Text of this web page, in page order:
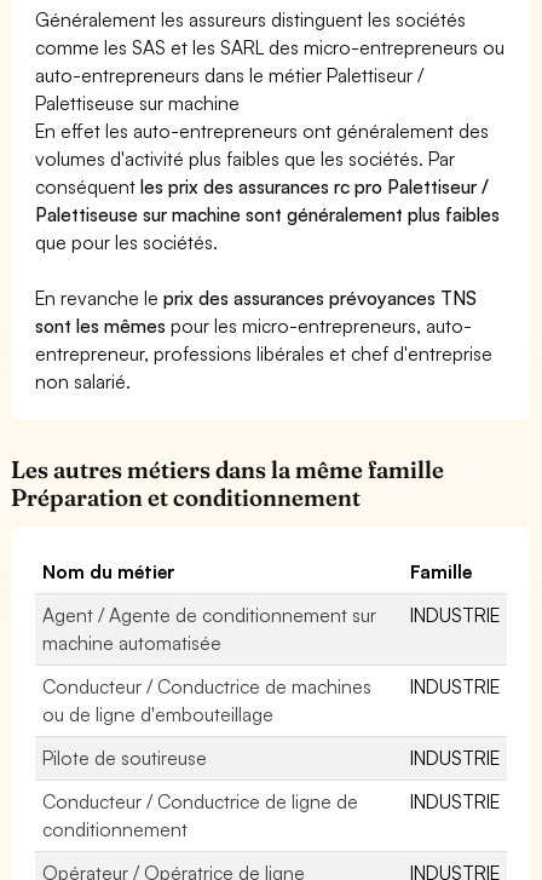
Généralement les assureurs distinguent les sociétés
comme les SAS et les SARL des micro-entrepreneurs ou
auto-entrepreneurs dans le métier Palettiseur /
Palettiseuse sur machine
En effet les auto-entrepreneurs ont généralement des
volumes d'activité plus faibles que les sociétés. Par
conséquentles prix des assurances rc pro Palettiseur /
Palettiseuse sur machine sont généralement plus faibles
que pour les sociétés.
En revanche leprix des assurances prévoyances TNS
sont les mêmes pour les micro-entrepreneurs, auto-
entrepreneur, professions libérales et chef d'entreprise
non salarié.
Les autres métiers dans la même famille
Préparation et conditionnement
Nom du métier
Famille
Agent / Agente de conditionnement sur
machine automatisée
INDUSTRIE
Conducteur / Conductrice de machines
ou de ligne d'embouteillage
INDUSTRIE
Pilote de soutireuse
INDUSTRIE
Conducteur / Conductrice de ligne de
conditionnement
INDUSTRIE
Opérateur / Opératrice de ligne INDUSTRIE